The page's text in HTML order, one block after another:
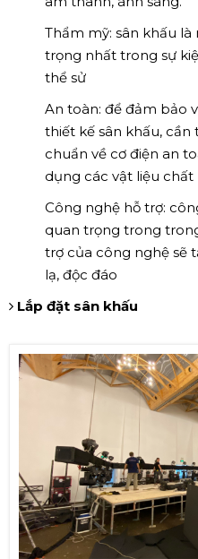
Thẩm mỹ: sân khấu
trọng nhất trong sự
thể sử
An toàn: để đảm bảo
thiết kế sân khấu,
chuẩn về cơ điện an
dụng các vật liệu chất
Công nghệ hỗ trợ:
quan trọng trong
trợ của công nghệ sẽ
lạ, độc đáo
Lắp đặt sân khấu